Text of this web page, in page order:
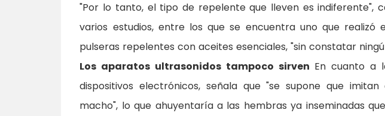
"Por lo tanto, el tipo de repelente que lleven es indiferente",
varios estudios, entre los que se encuentra uno que realizó
pulseras repelentes con aceites esenciales, "sin constatar
Los aparatos ultrasonidos tampoco sirven En cuanto a
dispositivos electrónicos, señala que "se supone que
macho", lo que ahuyentaría a las hembras ya inseminadas